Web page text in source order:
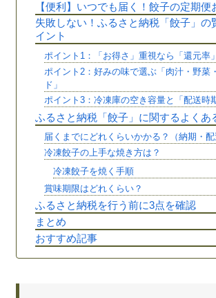
【便利】いつでも届く！餃子の定期便
失敗しない！ふるさと納税「餃子」の
イント
ポイント1：「お得さ」重視なら「還元率
ポイント2：好みの味で選ぶ「肉汁・野菜
ド」
ポイント3：冷凍庫の空き容量と「配送時
ふるさと納税「餃子」に関するよくあ
届くまでにどれくらいかかる？（納期・配
冷凍餃子の上手な焼き方は？
冷凍餃子を焼く手順
賞味期限はどれくらい？
ふるさと納税を行う前に3点を確認
まとめ
おすすめ記事